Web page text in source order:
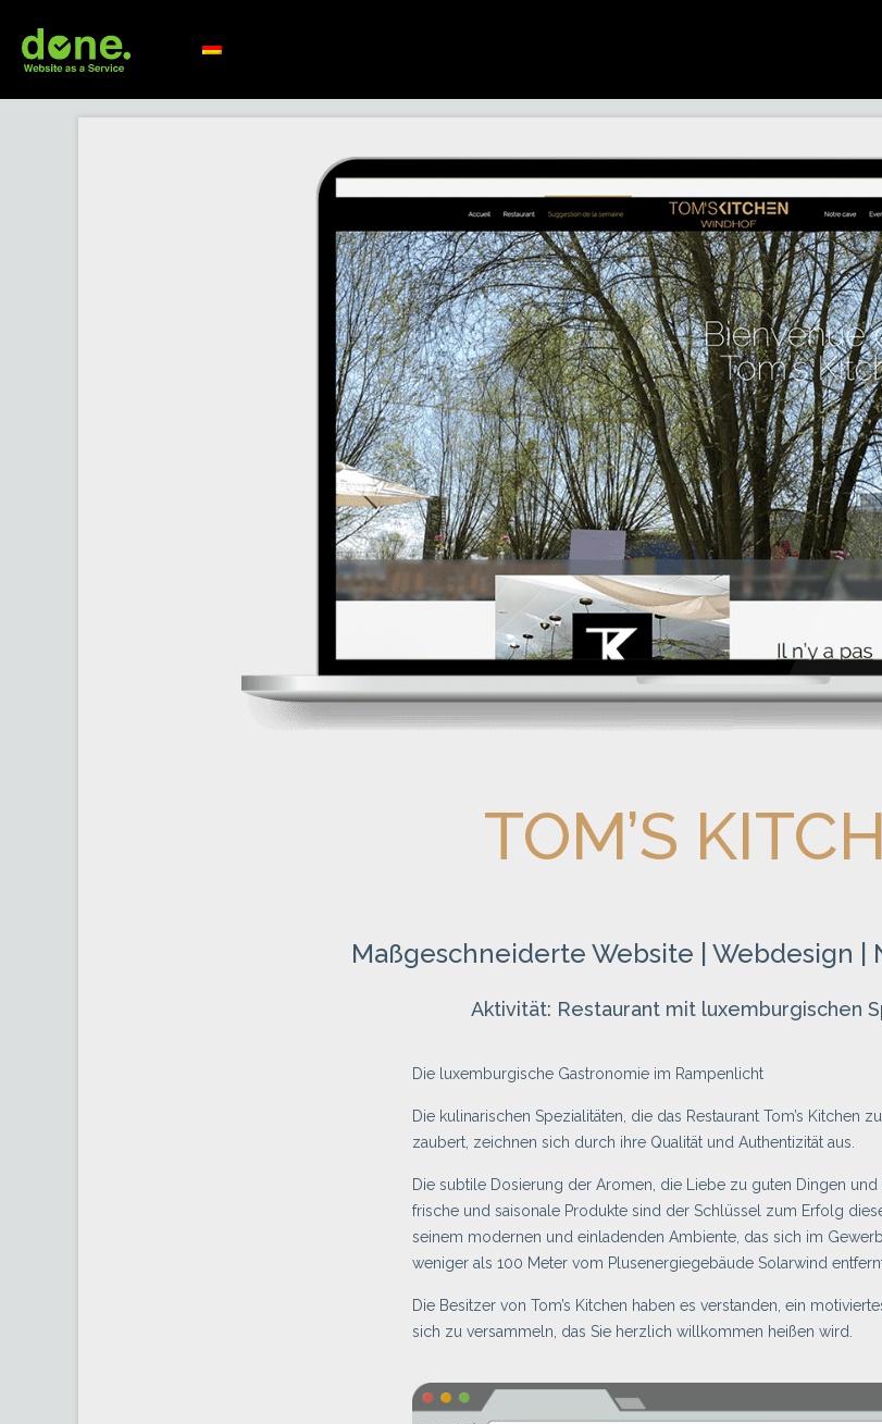
TOM’S
Maßgeschneiderte Website | Webdesign |
Aktivität: Restaurant mit luxemburgischen
Die luxemburgische Gastronomie im Rampenlicht
Die kulinarischen Spezialitäten, die das Restaurant Tom’s Kitchen
zaubert, zeichnen sich durch ihre Qualität und Authentizität aus.
Die subtile Dosierung der Aromen, die Liebe zu guten Dingen
frische und saisonale Produkte sind der Schlüssel zum Erfolg
seinem modernen und einladenden Ambiente, das sich im
weniger als 100 Meter vom Plusenergiegebäude Solarwind
Die Besitzer von Tom’s Kitchen haben es verstanden, ein
sich zu versammeln, das Sie herzlich willkommen heißen wird.